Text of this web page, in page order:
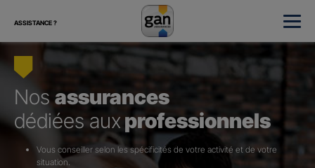
ASSISTANCE ?
Nosassurances
dédiées aux professionnels
Vous conseiller selon les spécificités de votre activité et de votre
situation.